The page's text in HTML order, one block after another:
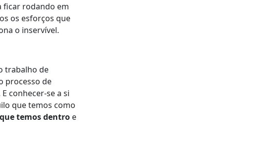
ficar rodando em
os esforços que
o inservível.
trabalho de
processo de
conhecer-se a si
que temos como
temos dentro e